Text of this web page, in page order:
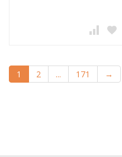
1 2 ... 171 →